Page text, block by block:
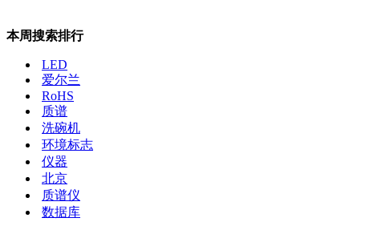
本周搜索排行
LED
爱尔兰
RoHS
质谱
洗碗机
环境标志
仪器
北京
质谱仪
数据库